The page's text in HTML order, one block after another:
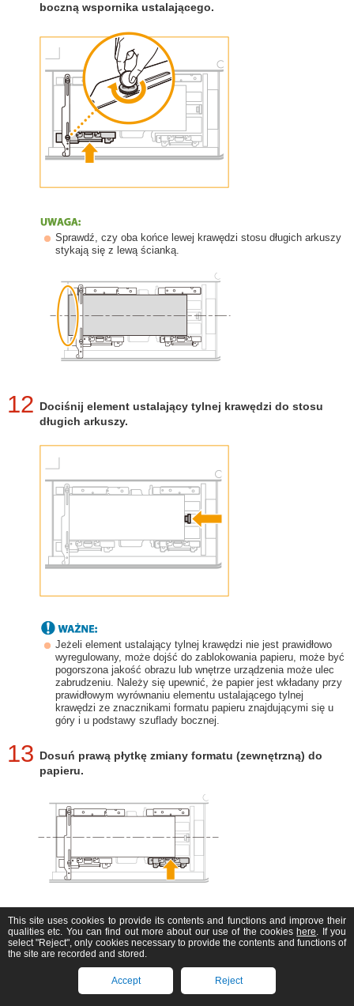
boczną wspornika ustalającego.
Sprawdź, czy oba końce lewej krawędzi stosu długich arkuszy
stykają się z lewą ścianką.
12 Dociśnij element ustalający tylnej krawędzi do stosu
długich arkuszy.
Jeżeli element ustalający tylnej krawędzi nie jest prawidłowo
wyregulowany, może dojść do zablokowania papieru, może być
pogorszona jakość obrazu lub wnętrze urządzenia może ulec
zabrudzeniu. Należy się upewnić, że papier jest wkładany przy
prawidłowym wyrównaniu elementu ustalającego tylnej
krawędzi ze znacznikami formatu papieru znajdującymi się u
góry i u podstawy szuflady bocznej.
13 Dosuń prawą płytkę zmiany formatu (zewnętrzną) do
papieru.
Sprawdź, czy stos długich arkuszy jest zrównany z lewą
ścianką.
This site uses cookies to provide its contents and functions and improve their
qualities etc. You can find out more about our use of the cookies here. If you
select "Reject", only cookies necessary to provide the contents and functions of
the site are recorded and stored.
Accept Reject